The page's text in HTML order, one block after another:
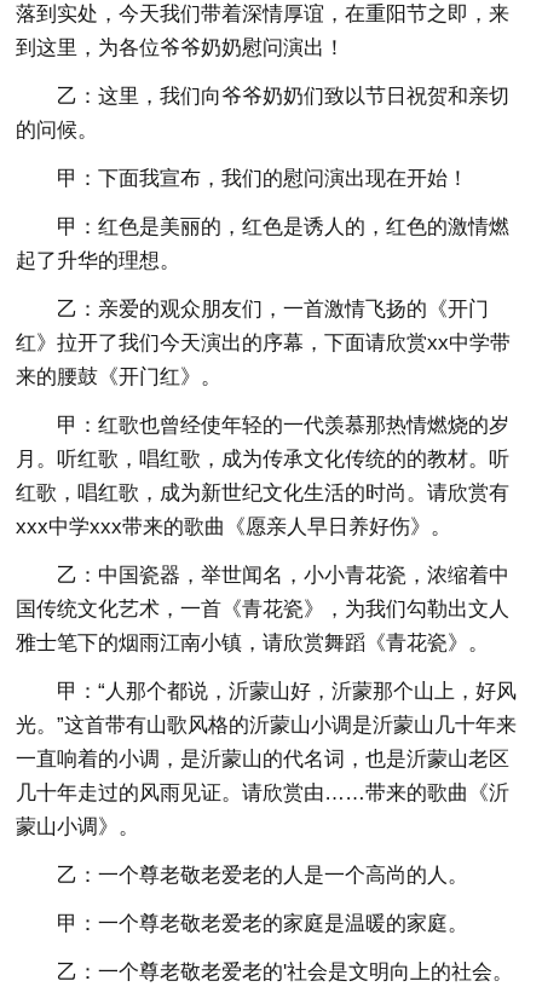
落到实处，今天我们带着深情厚谊，在重阳节之即，来
到这里，为各位爷爷奶奶慰问演出！
乙：这里，我们向爷爷奶奶们致以节日祝贺和亲切
的问候。
甲：下面我宣布，我们的慰问演出现在开始！
甲：红色是美丽的，红色是诱人的，红色的激情燃
起了升华的理想。
乙：亲爱的观众朋友们，一首激情飞扬的《开门
红》拉开了我们今天演出的序幕，下面请欣赏xx中学带
来的腰鼓《开门红》。
甲：红歌也曾经使年轻的一代羡慕那热情燃烧的岁
月。听红歌，唱红歌，成为传承文化传统的的教材。听
红歌，唱红歌，成为新世纪文化生活的时尚。请欣赏有
xxx中学xxx带来的歌曲《愿亲人早日养好伤》。
乙：中国瓷器，举世闻名，小小青花瓷，浓缩着中
国传统文化艺术，一首《青花瓷》，为我们勾勒出文人
雅士笔下的烟雨江南小镇，请欣赏舞蹈《青花瓷》。
甲：“人那个都说，沂蒙山好，沂蒙那个山上，好风
光。”这首带有山歌风格的沂蒙山小调是沂蒙山几十年来
一直响着的小调，是沂蒙山的代名词，也是沂蒙山老区
几十年走过的风雨见证。请欣赏由……带来的歌曲《沂
蒙山小调》。
乙：一个尊老敬老爱老的人是一个高尚的人。
甲：一个尊老敬老爱老的家庭是温暖的家庭。
乙：一个尊老敬老爱老的'社会是文明向上的社会。